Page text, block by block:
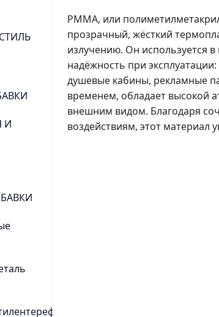
И
PMMA, или
прозрачный, жёсткий
излучению. Он используется в
надёжность при
душевые кабины, рекламные
временем, обладает высокой
внешним видом. Благодаря
воздействиям, этот материал